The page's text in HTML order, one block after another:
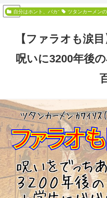
PR
【ファラオも涙
呪いに3200年後
自分はホント、バカでして…ツタンカーメン